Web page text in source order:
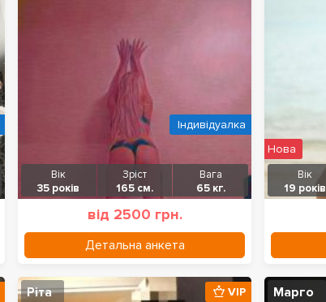
Вік
35 років
Зріст
165 см.
Вага
65 кг.
від 2500 грн.
Детальна анкета
Індивідуалка
Вік
19 років
Нова
Ріта VIP Марго